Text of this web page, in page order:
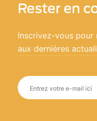
Rester en
Inscrivez-vous
aux dernières